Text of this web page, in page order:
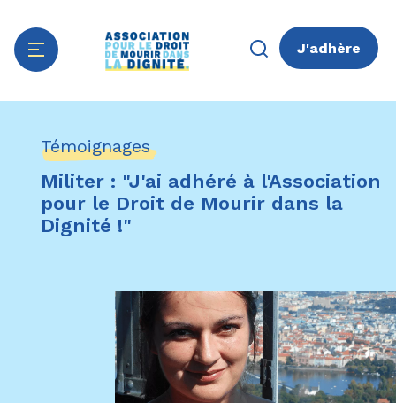
contenu
principal
J'adhère
Témoignages
Militer : "J'ai adhéré à l'Association
pour le Droit de Mourir dans la
Dignité !"